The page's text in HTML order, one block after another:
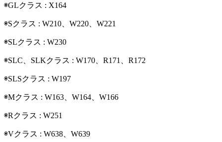
◉GLクラス : X164
◉Sクラス : W210、W220、W221
◉SLクラス : W230
◉SLC、SLKクラス : W170、R171、R172
◉SLSクラス : W197
◉Mクラス : W163、W164、W166
◉Rクラス : W251
◉Vクラス : W638、W639